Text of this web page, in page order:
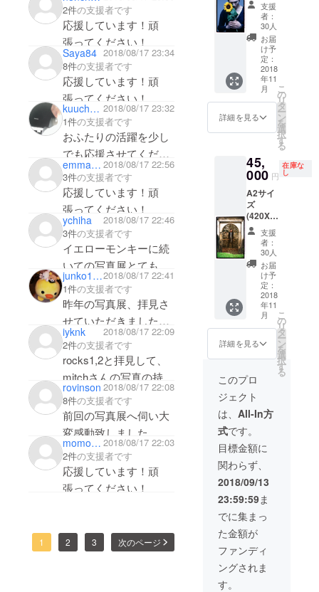
ると嬉しいです。
2件の支援者です
応援しています！頑
張ってください！
Saya84 2018/08/17 23:34
8件の支援者です
応援しています！頑
張ってください！
kuuchanmama 2018/08/17 23:32
1件の支援者です
おふたりの活躍を少し
でも応援させてくださ
い。
吉井さんの歌とこれか
らも生きていきます！
emmasamune 2018/08/17 22:56
3件の支援者です
応援しています！頑
張ってください！
ychiha
2018/08/17 22:46
3件の支援者です
イエローモンキーに続
いての写真展とても楽
しみです！
写真集も楽しみにして
います☆
junko10082018/08/17 22:41
1件の支援者です
昨年の写真展、拝見さ
せていただきました。
今年も楽しみにしてお
ります。
届くのが自分の誕生月
なので更に楽しみで
す。よろしくお願いい
たします☆
iyknk
2018/08/17 22:09
2件の支援者です
rocks1,2と拝見して、
mitchさんの写真の持つ
力は本当に凄いなと思
いました。初めて伺っ
たrocks1の、最初の
カートの写真と、最後
の靴の写真に引き込ま
れてしまいました。そ
んなかっこいい瞬間を
る、大好きなTHE
YELLOW MONKEYと
rovinson 2018/08/17 22:08
8件の支援者です
前回の写真展へ伺い大
変感動致しました。こ
れからもずっと続いて
いって下さることを
願っております。吉井
momo935 2018/08/17 22:03
2件の支援者です
応援しています！頑
張ってください！
1 2 3 次のページ
サイズ
のオリ
ジナル
プリン
ボス加
工のス
タンプ
と手書
きサイ
ン入
り。 ※
限り、
吉井和
哉 と
MITCH
IKEDA
のサイ
ン両方
が入り
ます。
1994年
The
Yellow
Monkey
シング
ル盤
『熱帯
夜』撮
ジョン
今回の
クラウ
ドファ
ンディ
ングに
限り
45,000
円(日本
全国送
料込み)
限定30
点のリ
ター
ン。 ※
日本国
内しか
発送し
支援
者：
30人
お届
け予
定：
2018
年11
月
詳細を見る
こ
の
リ
タ
ー
ン
を
選
択
す
る
45,
000 円
在庫な
し
A2サイ
ズ
(420X5
94mm)
サイズ
のオリ
ジナル
プリン
ボス加
工のス
タンプ
と手書
きサイ
ン入
り。 ※
今回に
限り、
吉井和
哉 と
MITCH
IKEDA
のサイ
ン両方
が入り
ます。
2006年
吉井和
哉 シン
グル盤
『BEA
UTIFUL
』撮影
時の別
支援
者：
30人
お届
け予
定：
2018
年11
月
詳細を見る
こ
の
リ
タ
ー
ン
を
選
択
す
る
このプロ
ジェクト
は、 All-In方
式です。
目標金額に
関わらず、
2018/09/13
23:59:59ま
でに集まっ
た金額が
ファンディ
ングされま
す。